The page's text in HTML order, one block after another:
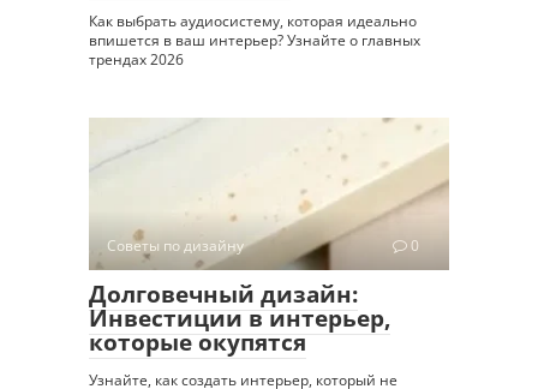
Как выбрать аудиосистему, которая идеально
впишется в ваш интерьер? Узнайте о главных
трендах 2026
Советы по дизайну 0
Долговечный дизайн:
Инвестиции в интерьер,
которые окупятся
Узнайте, как создать интерьер, который не